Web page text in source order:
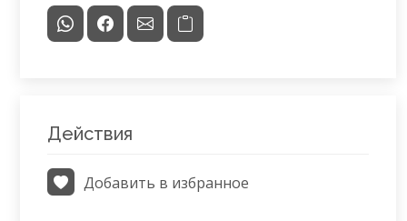
Действия
Добавить в избранное